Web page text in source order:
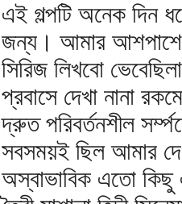
এই গল্পটি অনেক দিন
জন্য। আমার আশপাশে
সিরিজ লিখবো
প্রবাসে দেখা নানা
দ্রুত পরিবর্তনশীল
সবসময়ই ছিল আমার
অস্বাভাবিক এতো কিছু